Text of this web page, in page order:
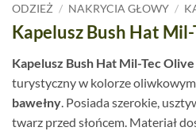
ODZIEŻ / NAKRYCIA GŁOWY /
Kapelusz Bush Hat
Kapelusz Bush Hat Mil-Tec Olive
turystyczny w kolorze
bawełny . Posiada szerokie,
twarz przed słońcem. Materiał